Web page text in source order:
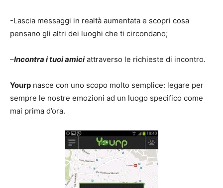
-Lascia messaggi in realtà aumentata e scopri cosa
pensano gli altri dei luoghi che ti circondano;
–Incontra i tuoi amiciattraverso le richieste di incontro.
Yourp nasce con uno scopo molto semplice: legare per
sempre le nostre emozioni ad un luogo specifico come
mai prima d’ora.